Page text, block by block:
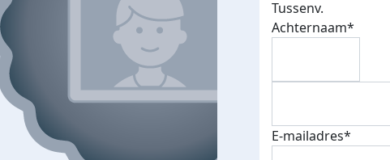
Tussenv.
Achternaam*
E-mailadres*